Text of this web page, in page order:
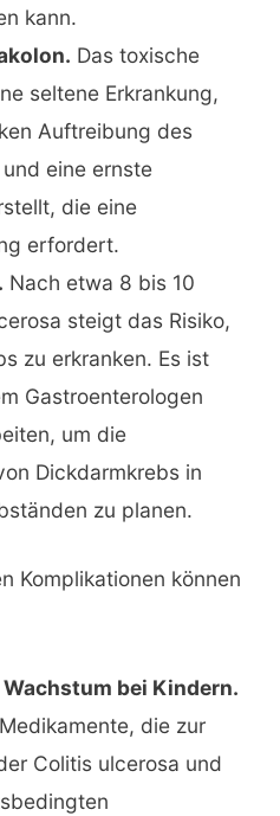
kann.
Das toxische
seltene Erkrankung,
Auftreibung des
eine ernste
die eine
erfordert.
Nach etwa 8 bis 10
steigt das Risiko,
zu erkranken. Es ist
Gastroenterologen
um die
Dickdarmkrebs in
zu planen.
Komplikationen können
bei Kindern.
die zur
Colitis ulcerosa und